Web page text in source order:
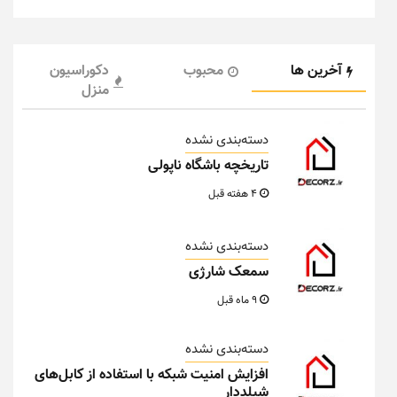
آخرین ها محبوب
دکوراسیون
منزل
دسته‌بندی نشده
تاریخچه باشگاه ناپولی
دسته‌بندی نشده
سمعک شارژی
دسته‌بندی نشده
افزایش امنیت شبکه با استفاده از کابل‌های